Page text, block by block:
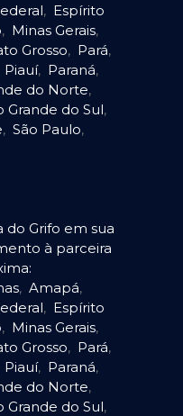
, Espírito
, Minas Gerais,
Grosso, Pará,
Piauí, Paraná,
do Norte,
Grande do Sul,
, São Paulo,
do Grifo em sua
à parceira
, Amapá,
, Espírito
, Minas Gerais,
Grosso, Pará,
Piauí, Paraná,
do Norte,
Grande do Sul,